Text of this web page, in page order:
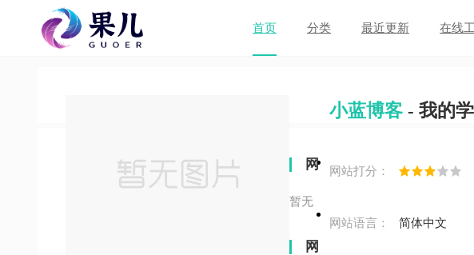
首页 分类 最近更新 在线
小蓝博客 - 我的
网站打分：
网站语言： 简体中文
网
站
暂无
网